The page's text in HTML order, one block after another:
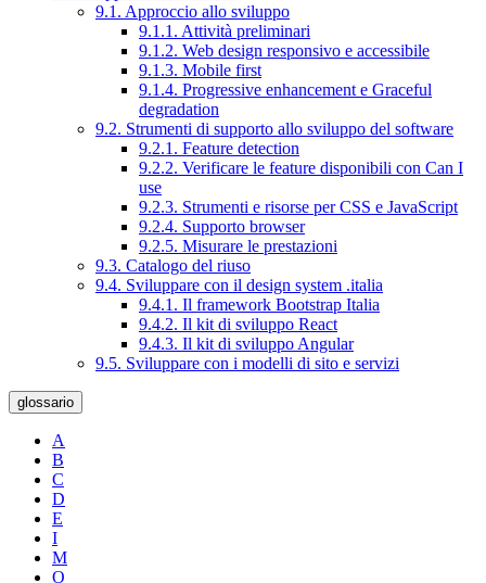
9.1. Approccio allo sviluppo
9.1.1. Attività preliminari
9.1.2. Web design responsivo e accessibile
9.1.3. Mobile first
9.1.4. Progressive enhancement e Graceful
degradation
9.2. Strumenti di supporto allo sviluppo del software
9.2.1. Feature detection
9.2.2. Verificare le feature disponibili con Can I
use
9.2.3. Strumenti e risorse per CSS e JavaScript
9.2.4. Supporto browser
9.2.5. Misurare le prestazioni
9.3. Catalogo del riuso
9.4. Sviluppare con il design system .italia
9.4.1. Il framework Bootstrap Italia
9.4.2. Il kit di sviluppo React
9.4.3. Il kit di sviluppo Angular
9.5. Sviluppare con i modelli di sito e servizi
glossario
A
B
C
D
E
I
M
O